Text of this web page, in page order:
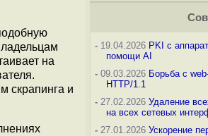
на
скрапинга и
-19.04.2026 PKI с
помощи AI
-09.03.2026 Борьба с
HTTP/1.1
-27.02.2026 Удаление
на всех сетевых
-27.01.2026 Ускорение